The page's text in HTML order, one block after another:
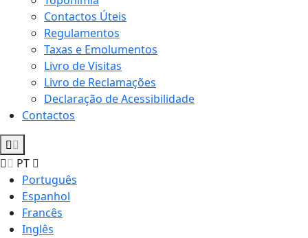
Contactos Úteis
Regulamentos
Taxas e Emolumentos
Livro de Visitas
Livro de Reclamações
Declaração de Acessibilidade
Contactos
PT
Português
Espanhol
Francês
Inglês